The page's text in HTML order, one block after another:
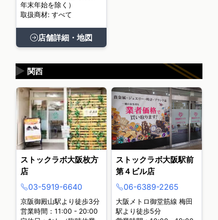
年末年始を除く）
取扱商材: すべて
店舗詳細・地図
関西
▶
ストックラボ大阪枚方
店
03-5919-6640
京阪御殿山駅より徒歩3分
営業時間：11:00 - 20:00
ストックラボ大阪駅前
第４ビル店
06-6389-2265
大阪メトロ御堂筋線 梅田
駅より徒歩5分